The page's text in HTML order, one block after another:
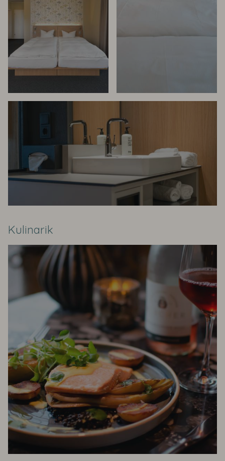
Kulinarik